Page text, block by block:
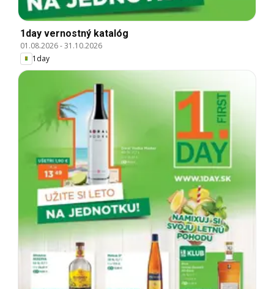
1day vernostný katalóg
01.08.2026-31.10.2026
1day